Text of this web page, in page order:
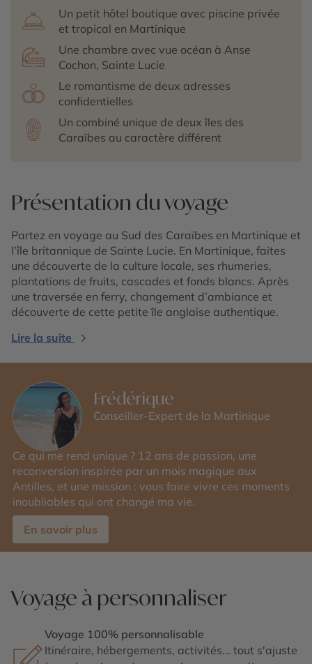
Un petit hôtel boutique avec piscine privée
et tropical en Martinique
Une chambre avec vue océan à Anse
Cochon, Sainte Lucie
Le romantisme de deux adresses
confidentielles
Un combiné unique de deux îles des
Caraïbes au caractère différent
Présentation du voyage
Partez en voyage au Sud des Caraïbes en Martinique et
l’île britannique de Sainte Lucie. En Martinique, faites
une découverte de la culture locale, ses rhumeries,
plantations de fruits, cascades et fonds blancs. Après
une traversée en ferry, changement d’ambiance et
découverte de cette petite île anglaise authentique.
Lire la suite
Frédérique
Conseiller-Expert de la Martinique
Ce qui me rend unique ? 12 ans de passion, une
reconversion inspirée par un mois magique aux
Antilles, et une mission : vous faire vivre ces moments
inoubliables qui ont changé ma vie.
En savoir plus
Voyage à personnaliser
Voyage 100% personnalisable
Itinéraire, hébergements, activités... tout s'ajuste